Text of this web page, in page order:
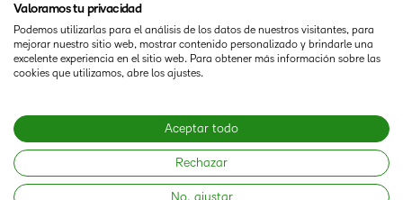
Status
Modern Slavery Statement
Valoramos tu privacidad
Podemos utilizarlas para el análisis de los datos de nuestros visitantes, para
mejorar nuestro sitio web, mostrar contenido personalizado y brindarle una
excelente experiencia en el sitio web. Para obtener más información sobre las
cookies que utilizamos, abre los ajustes.
Aceptar todo
Rechazar
No, ajustar